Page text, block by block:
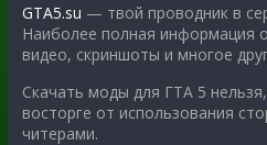
GTA5.su — твой проводник в
Наиболее полная информация
видео, скриншоты и многое
Скачать моды для ГТА 5
восторге от использования
читерами.